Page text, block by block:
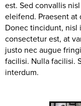
est. Sed convallis
eleifend. Praesent at
Donec tincidunt,
consectetur est, at
justo nec augue
facilisi. Nulla facilisi.
interdum.